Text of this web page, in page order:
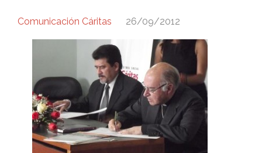
Comunicación Cáritas 26/09/2012